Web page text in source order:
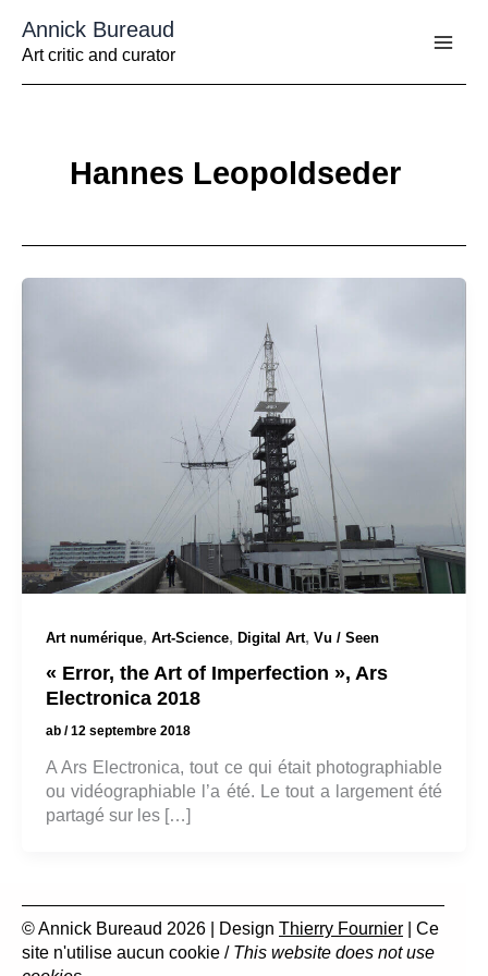
contenu
Annick Bureaud
Art critic and curator
Hannes Leopoldseder
Art numérique, Art-Science, Digital Art, Vu / Seen
« Error, the Art of Imperfection », Ars
Electronica 2018
ab /12 septembre 2018
A Ars Electronica, tout ce qui était photographiable
ou vidéographiable l’a été. Le tout a largement été
partagé sur les […]
© Annick Bureaud 2026 | Design Thierry Fournier | Ce
site n'utilise aucun cookie / This website does not use